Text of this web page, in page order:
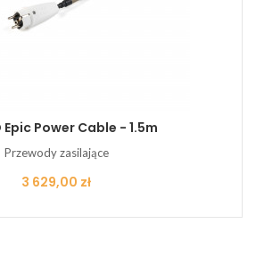
Epic Power Cable - 1.5m
Przewody zasilające
Cena
3 629,00 zł